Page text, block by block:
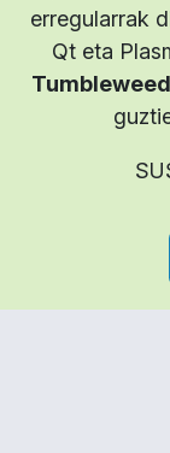
erregularrak
Qt eta
Tumbleweed